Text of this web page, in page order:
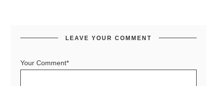
LEAVE YOUR COMMENT
Your Comment*